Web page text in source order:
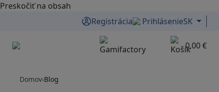
Preskočiť na obsah
Registrácia
PrihlásenieSK
Menu 0,00 €
Domov›Blog